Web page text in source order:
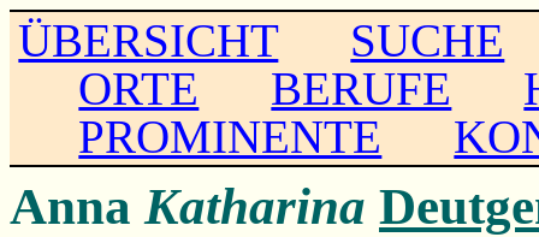
ÜBERSICHT
SUCHE
ORTE
BERUFE
PROMINENTE
Anna Katharina